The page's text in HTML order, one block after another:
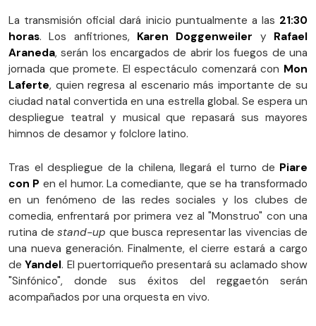
La transmisión oficial dará inicio puntualmente a las 21:30
horas. Los anfitriones, Karen Doggenweiler y Rafael
Araneda, serán los encargados de abrir los fuegos de una
jornada que promete. El espectáculo comenzará con Mon
Laferte, quien regresa al escenario más importante de su
ciudad natal convertida en una estrella global. Se espera un
despliegue teatral y musical que repasará sus mayores
himnos de desamor y folclore latino.
Tras el despliegue de la chilena, llegará el turno de Piare
con P en el humor. La comediante, que se ha transformado
en un fenómeno de las redes sociales y los clubes de
comedia, enfrentará por primera vez al "Monstruo" con una
rutina de stand-up que busca representar las vivencias de
una nueva generación. Finalmente, el cierre estará a cargo
deYandel. El puertorriqueño presentará su aclamado show
"Sinfónico", donde sus éxitos del reggaetón serán
acompañados por una orquesta en vivo.